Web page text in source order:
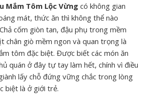
Mắm Tôm Lộc Vừng có không gian
mát, thức ăn thì không thể nào
cốm giòn tan, đậu phụ trong mềm
chân giò mềm ngon và quan trọng là
tôm đặc biệt. Được biết các món ăn
quán ở đây tự tay làm hết, chính vì điều
lấy chỗ đứng vững chắc trong lòng
biệt là ở giới trẻ.